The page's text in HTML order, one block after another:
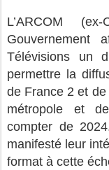
L’ARCOM
Télévisions un
permettre la
de France 2 et
métropole et
compter de
manifesté leur
format à cette